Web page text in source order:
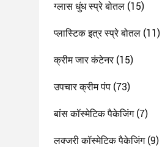
ग्लास धुंध स्प्रे बोतल (15)
प्लास्टिक इत्र स्प्रे बोतल (11)
क्रीम जार कंटेनर(15)
उपचार क्रीम पंप (73)
बांस कॉस्मेटिक पैकेजिंग(7)
लक्जरी कॉस्मेटिक पैकेजिंग(9)